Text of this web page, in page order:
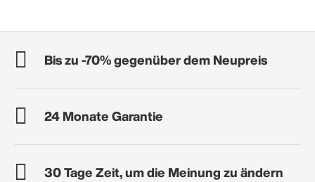
Bis zu -70% gegenüber dem Neupreis
24 Monate Garantie
30 Tage Zeit, um die Meinung zu ändern